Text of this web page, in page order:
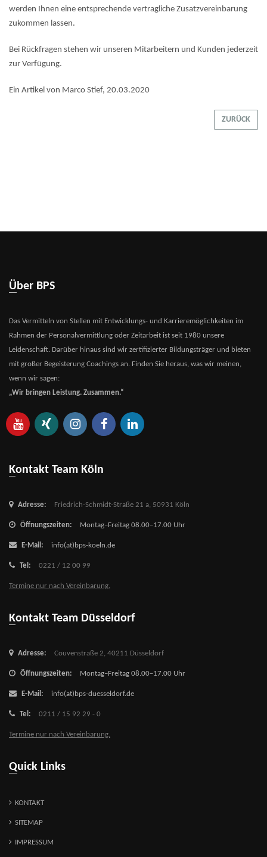
werden Ihnen eine entsprechende vertragliche Zusatzvereinbarung
zukommen lassen.
Bei Rückfragen stehen wir unseren Mitarbeitern und Kunden jederzeit
zur Verfügung.
Ein Artikel von Marco Stief, 20.03.2020
ZURÜCK
Über BPS
Das Vermitteln von Stellen mit Entwicklungs- und Karrieremöglichkeiten im
Rahmen der Personalvermittlung oder Zeitarbeit ist seit 1980 unsere
Leidenschaft. Darüber hinaus sind wir zertifizierter Bildungsträger und bieten
mit großer Begeisterung Coachings an. Finden Sie heraus, was wir meinen,
wenn wir sagen:
„Wir bringen Leistung. Zusammen.“
Kontakt Team Köln
Adresse: Friedrich-Schmidt-Straße 21 a, 50931 Köln
Öffnungszeiten: Montag–Freitag 08.00–17.00 Uhr
E-Mail: info(at)bps-koeln.de
Tel: 0221 / 12 00 99
Termine nur nach Vereinbarung.
Kontakt Team Düsseldorf
Adresse: Couvenstraße 2, 40211 Düsseldorf
Öffnungszeiten: Montag–Freitag 08.00–17.00 Uhr
E-Mail: info(at)bps-duesseldorf.de
Tel: 0211 / 15 92 29 - 0
Termine nur nach Vereinbarung.
Quick Links
KONTAKT
SITEMAP
IMPRESSUM